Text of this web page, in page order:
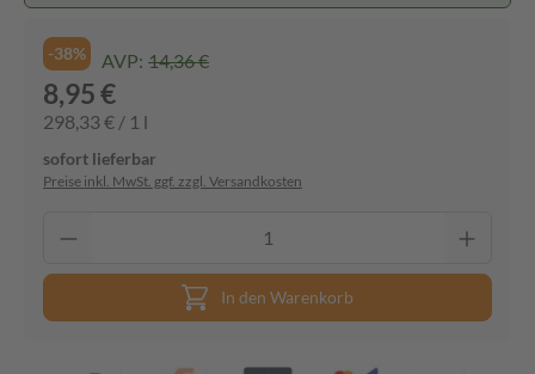
-38% AVP: 14,36 €
8,95 €
298,33 € / 1 l
sofort lieferbar
Preise inkl. MwSt. ggf. zzgl. Versandkosten
In den Warenkorb